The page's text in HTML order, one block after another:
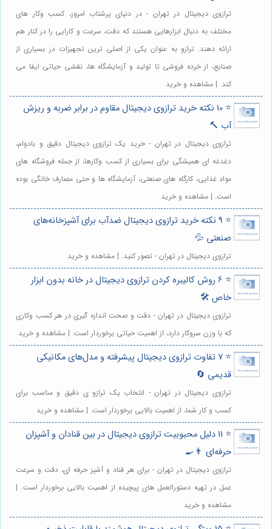
ترازوی دیجیتال در تهران - در دنیای پرشتاب امروز، کسب وکار های
مختلف به دنبال ابزارهایی هستند که دقت، سرعت و کارایی را در کنار هم
ارائه دهند. ترازو به عنوان یکی از اصلی ترین تجهیزات در بسیاری از
صنایع، از خرده فروشی تا تولید و آزمایشگاه ها، نقشی حیاتی ایفا می
کند. | مشاهده و خرید
⭐️ 10 نکته خرید ترازوی دیجیتال مقاوم در برابر ضربه و ریزش
آب 🔨
ترازوی دیجیتال در تهران - خرید یک ترازوی دیجیتال دقیق و بادوام،
دغدغه ای همیشگی برای بسیاری از کسب وکارها، از جمله فروشگاه های
مواد غذایی، کارگاه های صنعتی، آزمایشگاه ها و حتی مصارف خانگی بوده
است. | مشاهده و خرید
⭐️ 9 نکته خرید ترازوی دیجیتال ضدآب برای آشپزخانه‌های
صنعتی 💦
ترازوی دیجیتال در تهران - تصور کنید. | مشاهده و خرید
⭐️ 6 روش کالیبره کردن ترازوی دیجیتال در خانه بدون ابزار
خاص 🛠️
ترازوی دیجیتال در تهران - دقت و صحت اندازه گیری در هر کسب وکاری
که با وزن سروکار دارد، از اهمیت حیاتی برخوردار است. | مشاهده و خرید
⭐️ 7 تفاوت ترازوی دیجیتال پیشرفته و مدل‌های مکانیکی
قدیمی 🔄
ترازوی دیجیتال در تهران - انتخاب یک ترازو ی دقیق و مناسب برای
کسب و کار شما، از اهمیت بالایی برخوردار است. | مشاهده و خرید
⭐️ 11 دلیل محبوبیت ترازوی دیجیتال در بین قنادان و آشپزان
حرفه‌ای 👨‍🍳
ترازوی دیجیتال در تهران - برای هر قناد و آشپز حرفه ای، دقت و سرعت
عمل در تهیه دستورالعمل های پیچیده از اهمیت بالایی برخوردار است. |
مشاهده و خرید